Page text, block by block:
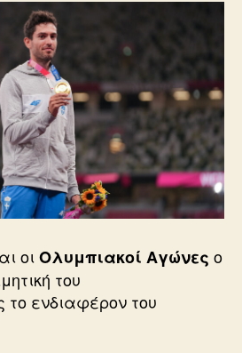
οιΟλυμπιακοί Αγώνες ο
του
το ενδιαφέρον του